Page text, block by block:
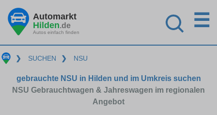
Automarkt
Hilden.de
Autos einfach finden
☰
❯ SUCHEN ❯ NSU
gebrauchte NSU in Hilden und im Umkreis suchen
NSU Gebrauchtwagen & Jahreswagen im regionalen
Angebot